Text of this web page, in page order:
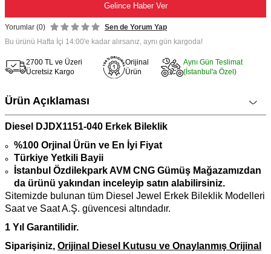
Gelince Haber Ver
Yorumlar (0)
Sen de Yorum Yap
Bu ürünü Hafta İçi 14:00'e kadar alırsanız, aynı gün kargoda!
2700 TL ve Üzeri
Ücretsiz Kargo
Orijinal
Ürün
Aynı Gün Teslimat
(İstanbul'a Özel)
Ürün Açıklaması
Diesel DJDX1151-040 Erkek Bileklik
%100 Orjinal Ürün ve En İyi Fiyat
Türkiye Yetkili Bayii
İstanbul Özdilekpark AVM CNG Gümüş Mağazamızdan
da ürünü yakından inceleyip satın alabilirsiniz.
Sitemizde bulunan tüm Diesel Jewel Erkek Bileklik Modelleri
Saat ve Saat A.Ş. güvencesi altındadır.
1 Yıl Garantilidir.
Siparişiniz, Orijinal Diesel Kutusu ve Onaylanmış Orijinal